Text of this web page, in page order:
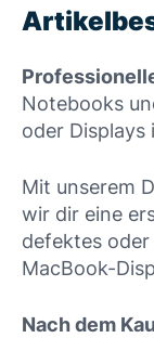
Notebooks
oder Displays
Mit unserem
wir dir eine
defektes
MacBook-
Nach dem